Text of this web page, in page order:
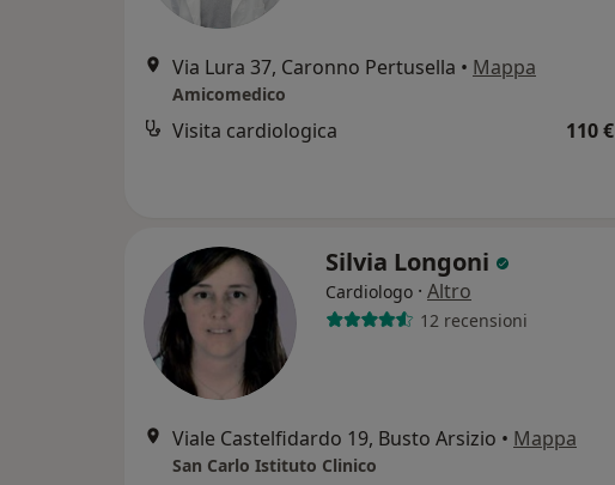
Via Lura 37, Caronno Pertusella • Mappa
Amicomedico
Visita cardiologica 110 €
Silvia Longoni
Cardiologo · Altro
12 recensioni
Viale Castelfidardo 19, Busto Arsizio • Mappa
San Carlo Istituto Clinico